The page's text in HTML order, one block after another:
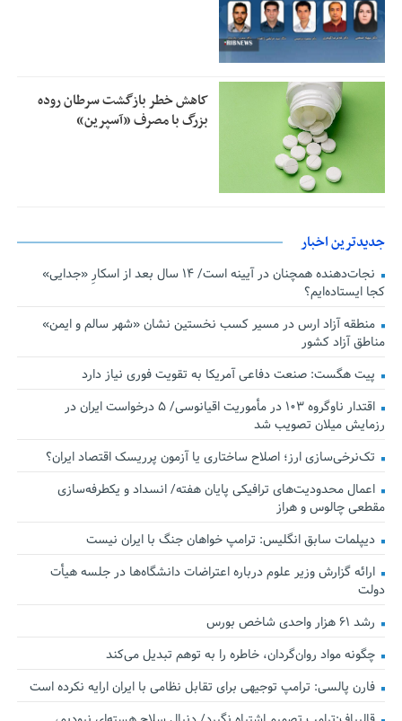
کاهش خطر بازگشت سرطان روده
بزرگ با مصرف «آسپرین»
جدیدترین اخبار
نجات‌دهنده‌ همچنان در آیینه است/ ۱۴ سال بعد از اسکارِ «جدایی»
کجا ایستاده‌ایم؟
منطقه آزاد ارس در مسیر کسب نخستین نشان «شهر سالم و ایمن»
مناطق آزاد کشور
پیت هگست: صنعت دفاعی آمریکا به تقویت فوری نیاز دارد
اقتدار ناوگروه ۱۰۳ در مأموریت‌ اقیانوسی/ ۵ درخواست ایران در
رزمایش میلان تصویب شد
تک‌نرخی‌سازی ارز؛ اصلاح ساختاری یا آزمون پرریسک اقتصاد ایران؟
اعمال محدودیت‌های ترافیکی پایان هفته/ انسداد و یکطرفه‌سازی
مقطعی چالوس و هراز
دیپلمات سابق انگلیس:‌ ترامپ خواهان جنگ با ایران نیست
ارائه گزارش وزیر علوم درباره اعتراضات دانشگاه‌ها در جلسه هیأت
دولت
رشد ۶۱ هزار واحدی شاخص بورس
چگونه مواد روان‌گردان، خاطره را به توهم تبدیل می‌کند
فارن پالسی: ترامپ توجیهی برای تقابل نظامی با ایران ارایه نکرده است